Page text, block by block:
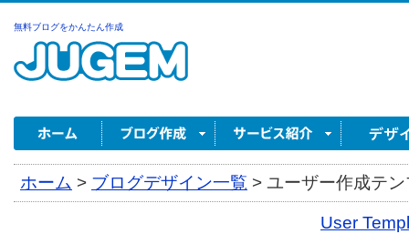
無料ブログをかんたん作成
ホーム > ブログデザイン一覧 > ユーザー作成テ
User